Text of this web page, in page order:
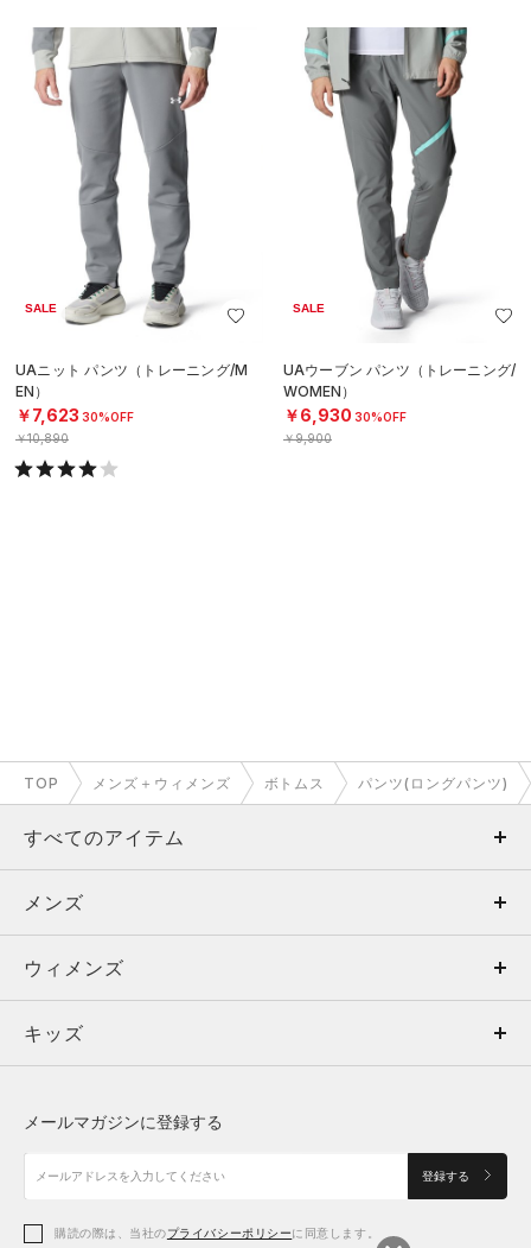
SALE
UAニット パンツ（トレーニング/M
EN）
￥7,623 30%OFF
￥10,890
SALE
UAウーブン パンツ（トレーニング/
WOMEN）
￥6,930 30%OFF
￥9,900
TOP メンズ＋ウィメンズ ボトムス パンツ(ロングパンツ)
すべてのアイテム
メンズ
ウィメンズ
キッズ
アクセサリー
メンズ
トップス
ボトムス
アクセサリー
ウィメンズ
トップス
シューズ
アクセサリー
キッズ
シューズ
メールマガジンに登録する
登録する
購読の際は、当社のプライバシーポリシーに同意します。